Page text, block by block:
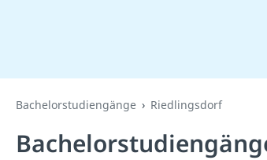
Bachelorstudiengänge Riedlingsdorf